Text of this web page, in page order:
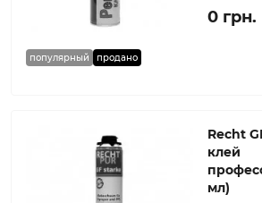
популярный продано
0 грн.
Recht
клей
мл)